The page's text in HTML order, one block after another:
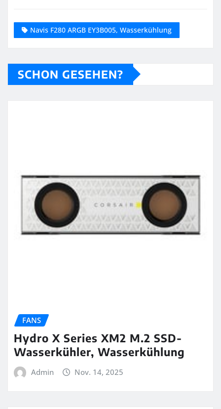
Navis F280 ARGB EY3B005, Wasserkühlung
SCHON GESEHEN?
FANS
Hydro X Series XM2 M.2 SSD-
Wasserkühler, Wasserkühlung
Admin Nov. 14, 2025